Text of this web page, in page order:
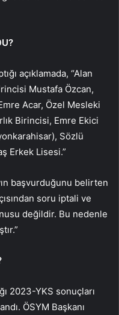
açıklamada, “Alan
Mustafa Özcan,
Acar, Özel Mesleki
Birincisi, Emre Ekici
Sözlü
Erkek Lisesi.”
başvurduğunu belirten
soru iptali ve
değildir. Bu nedenle
2023-YKS sonuçları
ÖSYM Başkanı